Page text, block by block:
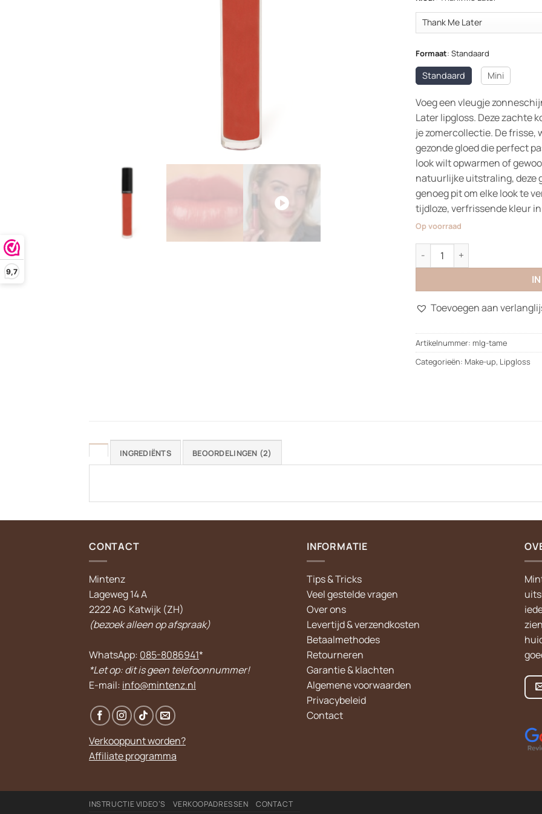
9,7
Formaat: Standaard
Standaard Mini
Voeg een vleugje
Later lipgloss. Deze zachte
je zomercollectie. De frisse,
gezonde gloed die perfect
look wilt opwarmen of
natuurlijke uitstraling, deze
genoeg pit om elke look te
tijdloze, verfrissende kleur
Op voorraad
Lipgloss aantal
Toevoegen aan
Artikelnummer: mlg-tame
Categorieën: Make-up, Lipgloss
INGREDIËNTS BEOORDELINGEN (2)
CONTACT
Mintenz
Lageweg 14 A
2222 AG Katwijk (ZH)
(bezoek alleen op afspraak)
WhatsApp: 085-8086941*
*Let op: dit is geen telefoonnummer!
E-mail: info@mintenz.nl
Verkooppunt worden?
Affiliate programma
INFORMATIE
Tips & Tricks
Veel gestelde vragen
Over ons
Levertijd & verzendkosten
Betaalmethodes
Retourneren
Garantie & klachten
Algemene voorwaarden
Privacybeleid
Contact
INSTRUCTIE VIDEO’S VERKOOPADRESSEN CONTACT